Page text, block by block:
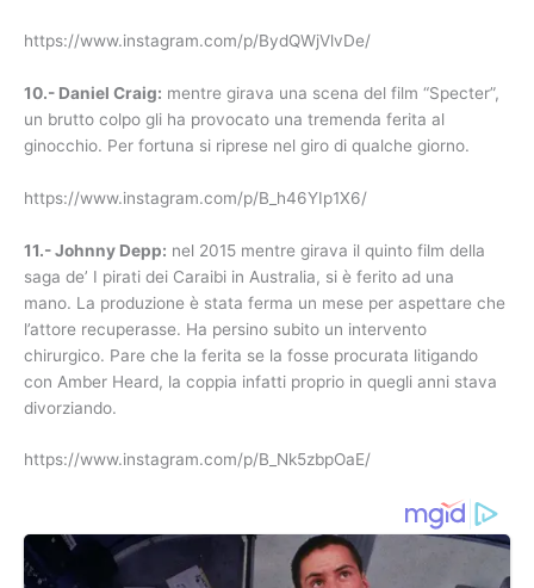
https://www.instagram.com/p/BydQWjVlvDe/
10.- Daniel Craig: mentre girava una scena del film “Specter”,
un brutto colpo gli ha provocato una tremenda ferita al
ginocchio. Per fortuna si riprese nel giro di qualche giorno.
https://www.instagram.com/p/B_h46YIp1X6/
11.- Johnny Depp: nel 2015 mentre girava il quinto film della
saga de’ I pirati dei Caraibi in Australia, si è ferito ad una
mano. La produzione è stata ferma un mese per aspettare che
l’attore recuperasse. Ha persino subito un intervento
chirurgico. Pare che la ferita se la fosse procurata litigando
con Amber Heard, la coppia infatti proprio in quegli anni stava
divorziando.
https://www.instagram.com/p/B_Nk5zbpOaE/